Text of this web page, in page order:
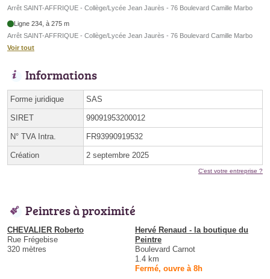
Arrêt SAINT-AFFRIQUE - Collège/Lycée Jean Jaurès - 76 Boulevard Camille Marbo
Ligne 234, à 275 m
Arrêt SAINT-AFFRIQUE - Collège/Lycée Jean Jaurès - 76 Boulevard Camille Marbo
Voir tout
Informations
Forme juridique SAS
SIRET 99091953200012
N° TVA Intra. FR93990919532
Création 2 septembre 2025
C'est votre entreprise ?
Peintres à proximité
CHEVALIER Roberto
Rue Frégebise
320 mètres
Hervé Renaud - la boutique du
Peintre
Boulevard Carnot
1.4 km
Fermé, ouvre à 8h